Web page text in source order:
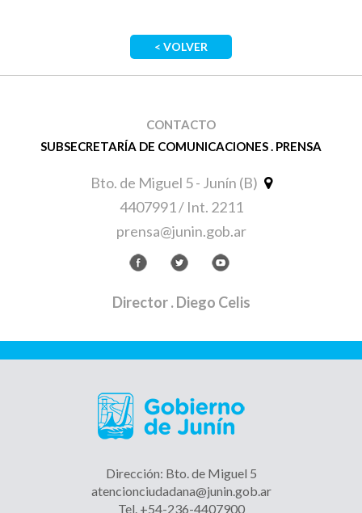
< VOLVER
CONTACTO
SUBSECRETARÍA DE COMUNICACIONES . PRENSA
Bto. de Miguel 5 - Junín (B)
4407991 / Int. 2211
prensa@junin.gob.ar
Director. Diego Celis
Dirección: Bto. de Miguel 5
atencionciudadana@junin.gob.ar
Tel. +54-236-4407900